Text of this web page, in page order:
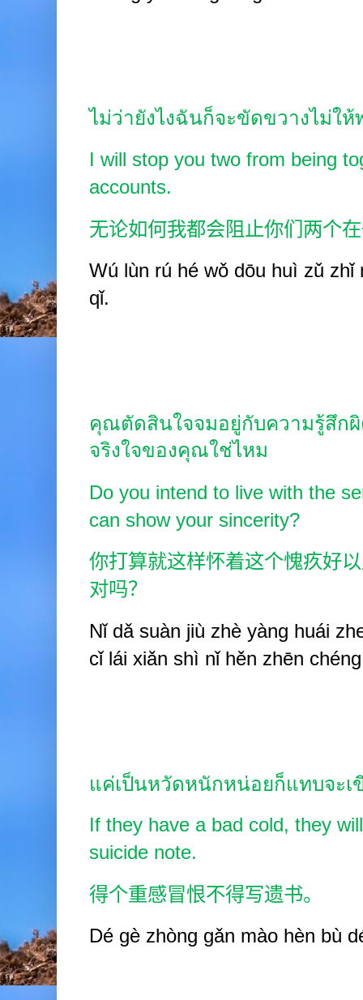
ไม่ว่ายังไงฉันก็จะขัดขวางไม่ใ
I will stop you two from being
accounts.
无论如何我都会阻止你们两个
Wú lùn rú hé wǒ dōu huì zǔ zhǐ
qǐ.
คุณตัดสินใจจมอยู่กับความรู้สึก
จริงใจของคุณใช่ไหม
Do you intend to live with the
can show your sincerity?
你打算就这样怀着这个愧疚好
对吗？
Nǐ dǎ suàn jiù zhè yàng huái
cǐ lái xiǎn shì nǐ hěn zhēn
แค่เป็นหวัดหนักหน่อยก็แทบจะ
If they have a bad cold, they
suicide note.
得个重感冒恨不得写遗书。
Dé gè zhòng gǎn mào hèn bù